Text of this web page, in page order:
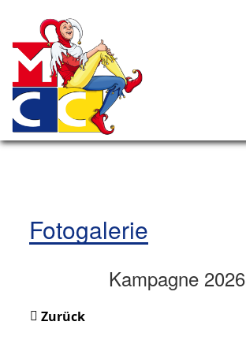
Fotogalerie
Kampagne 2026
Zurück